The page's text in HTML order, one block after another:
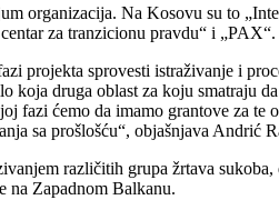
organizacija. Na Kosovu su to
za tranzicionu pravdu“ i „PAX“.
projekta sprovesti istraživanje i
koja druga oblast za koju smatraju
fazi ćemo da imamo grantove za te
sa prošlošću“, objašnjava Andrić
različitih grupa žrtava
na Zapadnom Balkanu.